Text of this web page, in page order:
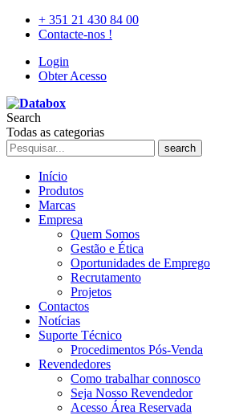
+ 351 21 430 84 00
Contacte-nos !
Login
Obter Acesso
Search
Todas as categorias
search
Início
Produtos
Marcas
Empresa
Quem Somos
Gestão e Ética
Oportunidades de Emprego
Recrutamento
Projetos
Contactos
Notícias
Suporte Técnico
Procedimentos Pós-Venda
Revendedores
Como trabalhar connosco
Seja Nosso Revendedor
Acesso Área Reservada